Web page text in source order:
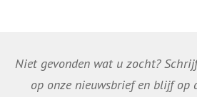
Niet gevonden wat u zocht?
op onze nieuwsbrief en blijf op